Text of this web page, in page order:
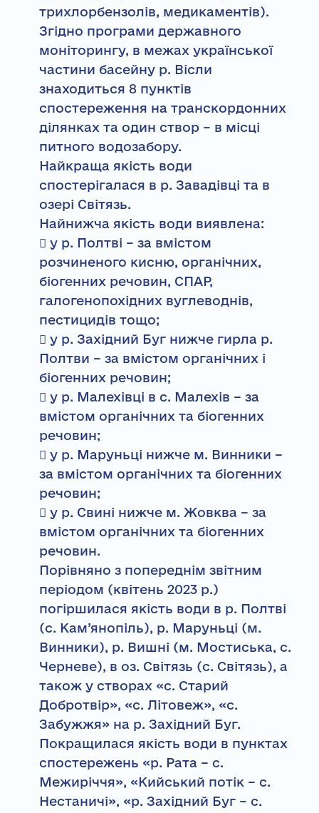
трихлорбензолів, медикаментів).
Згідно програми державного
моніторингу, в межах української
частини басейну р. Вісли
знаходиться 8 пунктів
спостереження на транскордонних
ділянках та один створ – в місці
питного водозабору.
Найкраща якість води
спостерігалася в р. Завадівці та в
озері Світязь.
Найнижча якість води виявлена:
 у р. Полтві – за вмістом
розчиненого кисню, органічних,
біогенних речовин, СПАР,
галогенопохідних вуглеводнів,
пестицидів тощо;
 у р. Західний Буг нижче гирла р.
Полтви – за вмістом органічних і
біогенних речовин;
 у р. Малехівці в с. Малехів – за
вмістом органічних та біогенних
речовин;
 у р. Маруньці нижче м. Винники –
за вмістом органічних та біогенних
речовин;
 у р. Свині нижче м. Жовква – за
вмістом органічних та біогенних
речовин.
Порівняно з попереднім звітним
періодом (квітень 2023 р.)
погіршилася якість води в р. Полтві
(с. Кам’янопіль), р. Маруньці (м.
Винники), р. Вишні (м. Мостиська, с.
Черневе), в оз. Світязь (с. Світязь), а
також у створах «с. Старий
Добротвір», «с. Літовеж», «с.
Забужжя» на р. Західний Буг.
Покращилася якість води в пунктах
спостережень «р. Рата – с.
Межиріччя», «Кийський потік – с.
Нестаничі», «р. Західний Буг – с.